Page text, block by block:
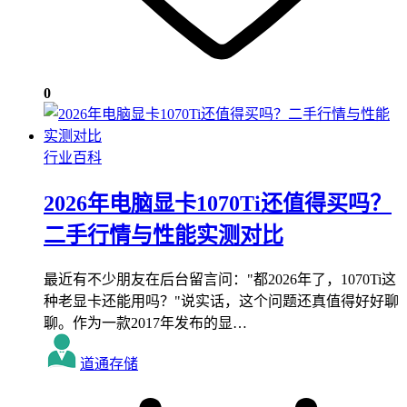
0
行业百科
2026年电脑显卡1070Ti还值得买吗？
二手行情与性能实测对比
最近有不少朋友在后台留言问："都2026年了，1070Ti这
种老显卡还能用吗？"说实话，这个问题还真值得好好聊
聊。作为一款2017年发布的显…
道通存储